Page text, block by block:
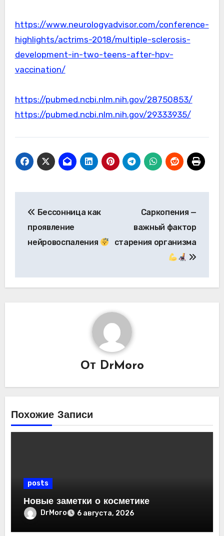
https://www.neurologyadvisor.com/conference-
highlights/actrims-2018/multiple-sclerosis-
development-in-two-teens-after-hpv-
vaccination/
https://pubmed.ncbi.nlm.nih.gov/28750853/
https://pubmed.ncbi.nlm.nih.gov/29333935/
по
записям
Бессонница как
проявление
нейровоспаления
Саркопения —
важный фактор
старения организма
От DrMoro
Похожие Записи
posts
Новые заметки о косметике
DrMoro 6 августа, 2026